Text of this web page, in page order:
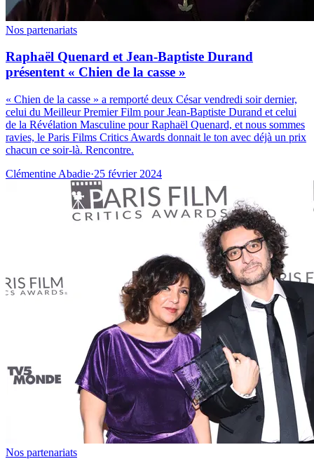
Nos partenariats
Raphaël Quenard et Jean-Baptiste Durand
présentent « Chien de la casse »
« Chien de la casse » a remporté deux César vendredi soir dernier,
celui du Meilleur Premier Film pour Jean-Baptiste Durand et celui
de la Révélation Masculine pour Raphaël Quenard, et nous sommes
ravies, le Paris Films Critics Awards donnait le ton avec déjà un prix
chacun ce soir-là. Rencontre.
Clémentine Abadie·25 février 2024
Nos partenariats